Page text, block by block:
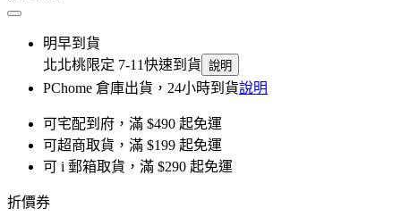
明早到貨
北北桃限定 7-11快速到貨 說明
PChome 倉庫出貨，24小時到貨說明
可宅配到府，滿 $490 起免運
可超商取貨，滿 $199 起免運
可 i 郵箱取貨，滿 $290 起免運
折價券